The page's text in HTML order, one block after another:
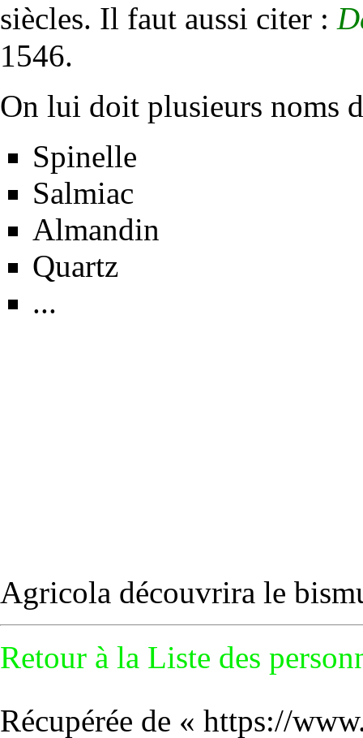
siècles. Il faut aussi citer :
1546.
On lui doit plusieurs noms
Spinelle
Salmiac
Almandin
Quartz
...
Agricola découvrira le
Retour à la Liste des
Récupérée de « https://